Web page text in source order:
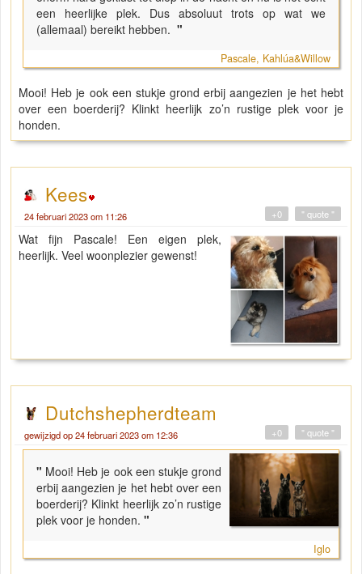
een heerlijke plek. Dus absoluut trots op wat we
(allemaal) bereikt hebben. "
Pascale, Kahlúa&Willow
Mooi! Heb je ook een stukje grond erbij aangezien je het hebt
over een boerderij? Klinkt heerlijk zo’n rustige plek voor je
honden.
Kees
24 februari 2023 om 11:26 " quote "
+0
Wat fijn Pascale! Een eigen plek,
heerlijk. Veel woonplezier gewenst!
Dutchshepherdteam
gewijzigd op 24 februari 2023 om 12:36 " quote "
+0
" Mooi! Heb je ook een stukje grond
erbij aangezien je het hebt over een
boerderij? Klinkt heerlijk zo’n rustige
plek voor je honden. "
Iglo